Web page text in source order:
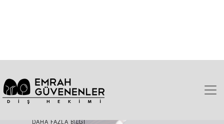
TIKLAYIN!